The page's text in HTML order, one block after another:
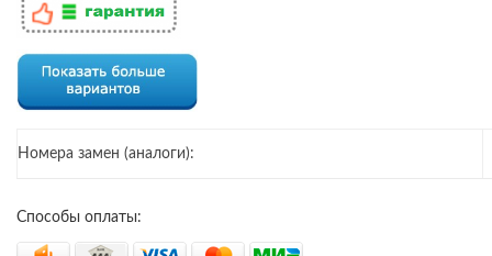
Номера замен (аналоги):
Способы оплаты: